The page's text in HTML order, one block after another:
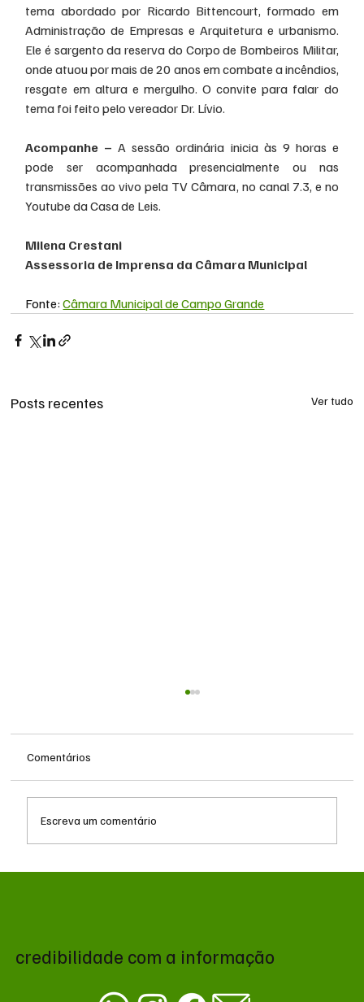
tema abordado por Ricardo Bittencourt, formado em
Administração de Empresas e Arquitetura e urbanismo.
Ele é sargento da reserva do Corpo de Bombeiros Militar,
onde atuou por mais de 20 anos em combate a incêndios,
resgate em altura e mergulho. O convite para falar do
tema foi feito pelo vereador Dr. Lívio.
Acompanhe – A sessão ordinária inicia às 9 horas e
pode ser acompanhada presencialmente ou nas
transmissões ao vivo pela TV Câmara, no canal 7.3, e no
Youtube da Casa de Leis.
Milena Crestani
Assessoria de Imprensa da Câmara Municipal
Fonte: Câmara Municipal de Campo Grande
Posts recentes Ver tudo
Comentários
Escreva um comentário
credibilidade com a informação